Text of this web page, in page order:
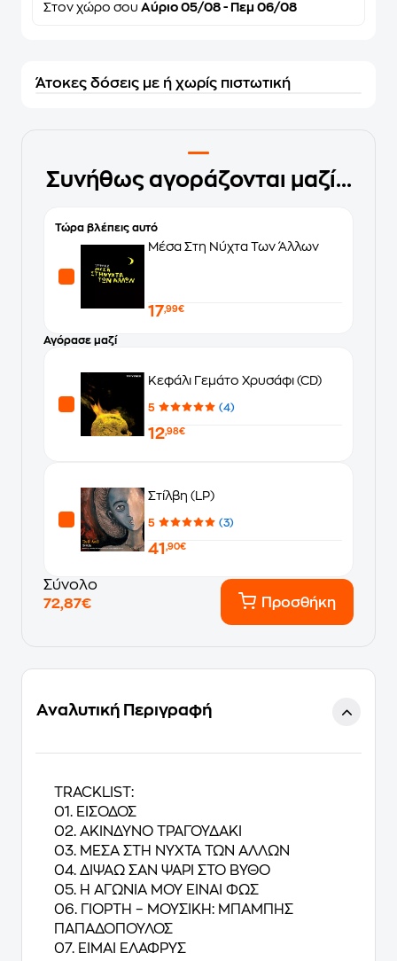
Στον χώρο σου Αύριο 05/08 - Πεμ 06/08
Άτοκες δόσεις με ή χωρίς πιστωτική
Συνήθως αγοράζονται μαζί...
Τώρα βλέπεις αυτό
Μέσα Στη Νύχτα Των Άλλων
17,99€
Αγόρασε μαζί
Κεφάλι Γεμάτο Χρυσάφι (CD)
5 (4)
12,98€
Στίλβη (LP)
5 (3)
41 ,90€
Σύνολο
72,87€
Προσθήκη
Αναλυτική Περιγραφή
TRACKLIST:
01. ΕΙΣΟΔΟΣ
02. ΑΚΙΝΔΥΝΟ ΤΡΑΓΟΥΔΑΚΙ
03. ΜΕΣΑ ΣΤΗ ΝΥΧΤΑ ΤΩΝ ΑΛΛΩΝ
04. ΔΙΨΑΩ ΣΑΝ ΨΑΡΙ ΣΤΟ ΒΥΘΟ
05. Η ΑΓΩΝΙΑ ΜΟΥ ΕΙΝΑΙ ΦΩΣ
06. ΓΙΟΡΤΗ – ΜΟΥΣΙΚΗ: ΜΠΑΜΠΗΣ
ΠΑΠΑΔΟΠΟΥΛΟΣ
07. ΕΙΜΑΙ ΕΛΑΦΡΥΣ